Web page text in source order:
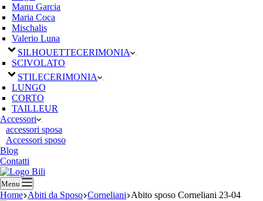
Manu Garcia
Maria Coca
Mischalis
Valerio Luna
SILHOUETTECERIMONIA
SCIVOLATO
STILECERIMONIA
LUNGO
CORTO
TAILLEUR
Accessori
accessori sposa
Accessori sposo
Blog
Contatti
Menu
Home Abiti da Sposo Corneliani Abito sposo Corneliani 23-04